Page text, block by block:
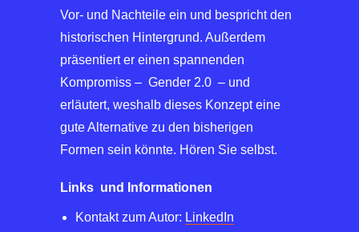
Vor- und Nachteile ein und bespricht den
historischen Hintergrund. Außerdem
präsentiert er einen spannenden
Kompromiss – Gender 2.0 – und
erläutert, weshalb dieses Konzept eine
gute Alternative zu den bisherigen
Formen sein könnte. Hören Sie selbst.
Links und Informationen
Kontakt zum Autor: LinkedIn